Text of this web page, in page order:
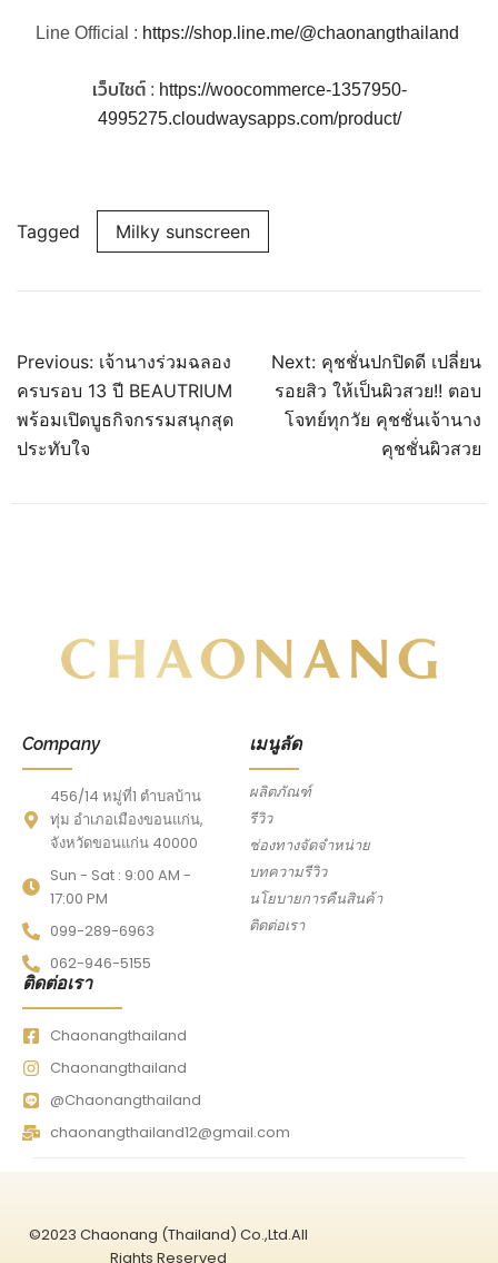
Line Official : https://shop.line.me/@chaonangthailand
เว็บไซต์ : https://woocommerce-1357950-
4995275.cloudwaysapps.com/product/
Tagged Milky sunscreen
Previous: เจ้านางร่วมฉลอง
ครบรอบ 13 ปี BEAUTRIUM
พร้อมเปิดบูธกิจกรรมสนุกสุด
ประทับใจ
Next: คุชชั่นปกปิดดี เปลี่ยน
รอยสิว ให้เป็นผิวสวย!! ตอบ
โจทย์ทุกวัย คุชชั่นเจ้านาง
คุชชั่นผิวสวย
Company
456/14 หมู่ที่1 ตำบลบ้าน
ทุ่ม อำเภอเมืองขอนแก่น,
จังหวัดขอนแก่น 40000
Sun - Sat : 9:00 AM -
17:00 PM
099-289-6963
062-946-5155
เมนูลัด
ผลิตภัณฑ์
รีวิว
ช่องทางจัดจำหน่าย
บทความรีวิว
นโยบายการคืนสินค้า
ติดต่อเรา
ติดต่อเรา
Chaonangthailand
Chaonangthailand
@Chaonangthailand
chaonangthailand12@gmail.com
©2023 Chaonang (Thailand) Co.,Ltd.All
Rights Reserved